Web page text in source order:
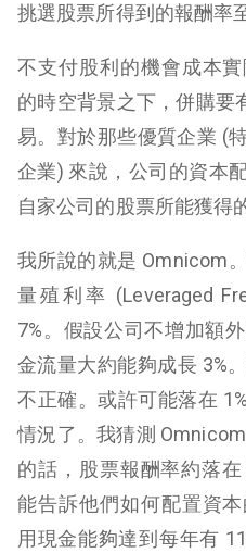
挑選股票所得到的報酬率
不支付股利的機會成本
的時空背景之下，併購要
易。對於那些優質企業 (
企業) 來說，公司的資本
自家公司的股票所能獲得
我所說的就是 Omnicom
量殖利率 (Leveraged
7%。假設公司不增加額
金流量大約能夠成長 3%
不正確。或許可能落在
情況了。我猜測
的話，股票報酬率約落
能告訴他們如何配置資
用現金能夠達到每年有